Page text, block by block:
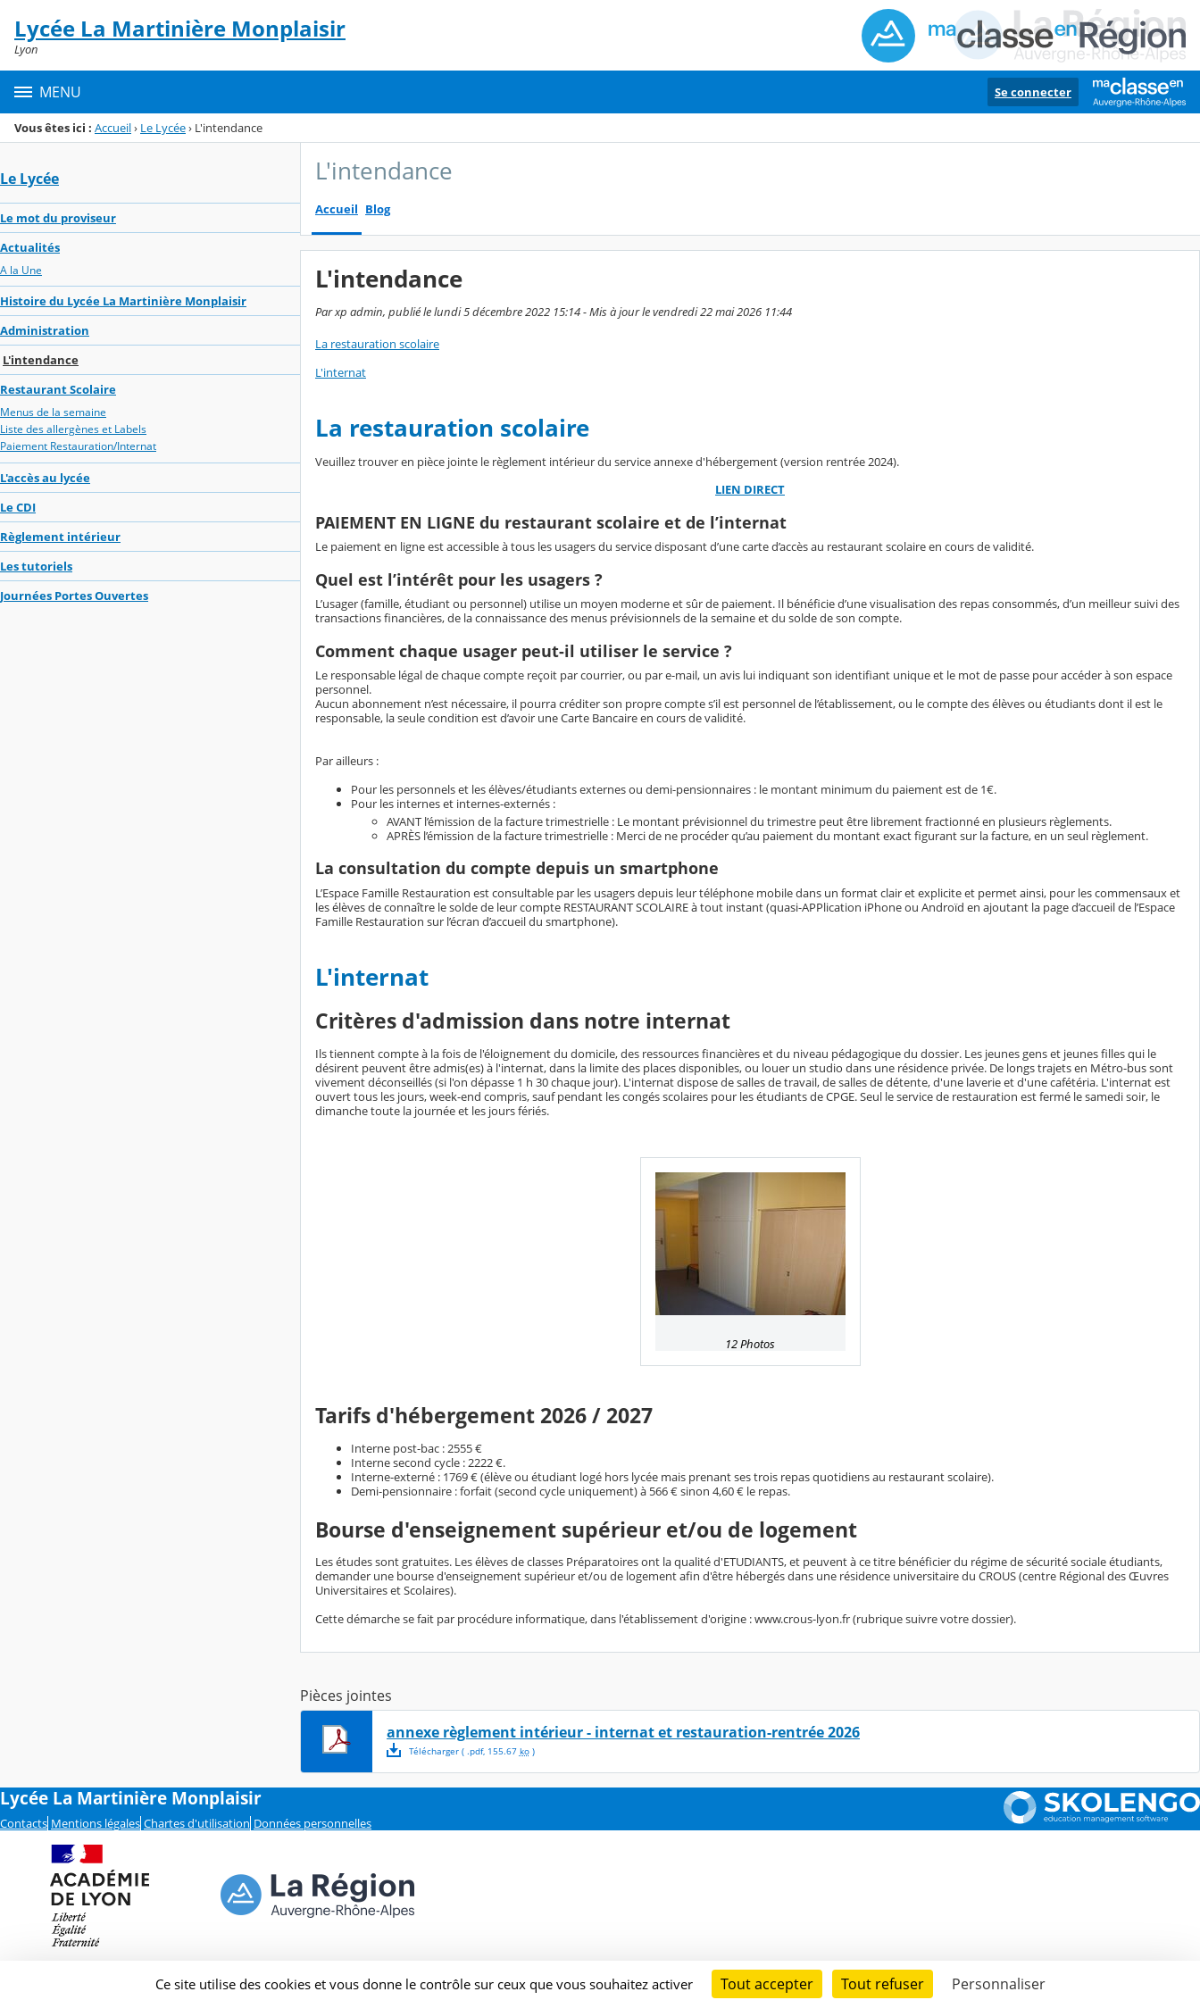
Menu de la rubrique
Contenu
Lycée La Martinière Monplaisir
Lyon
MENU Se connecter
Vous êtes ici : Accueil› Le Lycée› L'intendance
Le Lycée
Le mot du proviseur
Actualités
A la Une
Histoire du Lycée La Martinière Monplaisir
Administration
L'intendance
Restaurant Scolaire
Menus de la semaine
Liste des allergènes et Labels
Paiement Restauration/Internat
L'accès au lycée
Le CDI
Règlement intérieur
Les tutoriels
Journées Portes Ouvertes
L'intendance
Accueil Blog
L'intendance
Par xp admin, publié le lundi 5 décembre 2022 15:14 - Mis à jour le vendredi 22 mai 2026 11:44
La restauration scolaire
L'internat
La restauration scolaire
Veuillez trouver en pièce jointe le règlement intérieur du service annexe d'hébergement (version rentrée 2024).
LIEN DIRECT
PAIEMENT EN LIGNE du restaurant scolaire et de l’internat
Le paiement en ligne est accessible à tous les usagers du service disposant d’une carte d’accès au restaurant scolaire en cours de validité.
Quel est l’intérêt pour les usagers ?
L’usager (famille, étudiant ou personnel) utilise un moyen moderne et sûr de paiement. Il bénéficie d’une visualisation des repas consommés, d’un meilleur suivi des
transactions financières, de la connaissance des menus prévisionnels de la semaine et du solde de son compte.
Comment chaque usager peut-il utiliser le service ?
Le responsable légal de chaque compte reçoit par courrier, ou par e-mail, un avis lui indiquant son identifiant unique et le mot de passe pour accéder à son espace
personnel.
Aucun abonnement n’est nécessaire, il pourra créditer son propre compte s’il est personnel de l’établissement, ou le compte des élèves ou étudiants dont il est le
responsable, la seule condition est d’avoir une Carte Bancaire en cours de validité.
Par ailleurs :
Pour les personnels et les élèves/étudiants externes ou demi-pensionnaires : le montant minimum du paiement est de 1€.
Pour les internes et internes-externés :
AVANT l’émission de la facture trimestrielle : Le montant prévisionnel du trimestre peut être librement fractionné en plusieurs règlements.
APRÈS l’émission de la facture trimestrielle : Merci de ne procéder qu’au paiement du montant exact figurant sur la facture, en un seul règlement.
La consultation du compte depuis un smartphone
L’Espace Famille Restauration est consultable par les usagers depuis leur téléphone mobile dans un format clair et explicite et permet ainsi, pour les commensaux et
les élèves de connaître le solde de leur compte RESTAURANT SCOLAIRE à tout instant (quasi-APPlication iPhone ou Androïd en ajoutant la page d’accueil de l’Espace
Famille Restauration sur l’écran d’accueil du smartphone).
L'internat
Critères d'admission dans notre internat
Ils tiennent compte à la fois de l'éloignement du domicile, des ressources financières et du niveau pédagogique du dossier. Les jeunes gens et jeunes filles qui le
désirent peuvent être admis(es) à l'internat, dans la limite des places disponibles, ou louer un studio dans une résidence privée. De longs trajets en Métro-bus sont
vivement déconseillés (si l'on dépasse 1 h 30 chaque jour). L'internat dispose de salles de travail, de salles de détente, d'une laverie et d'une cafétéria. L'internat est
ouvert tous les jours, week-end compris, sauf pendant les congés scolaires pour les étudiants de CPGE. Seul le service de restauration est fermé le samedi soir, le
dimanche toute la journée et les jours fériés.
12 Photos
Tarifs d'hébergement 2026 / 2027
Interne post-bac : 2555 €
Interne second cycle : 2222 €.
Interne-externé : 1769 € (élève ou étudiant logé hors lycée mais prenant ses trois repas quotidiens au restaurant scolaire).
Demi-pensionnaire : forfait (second cycle uniquement) à 566 € sinon 4,60 € le repas.
Bourse d'enseignement supérieur et/ou de logement
Les études sont gratuites. Les élèves de classes Préparatoires ont la qualité d'ETUDIANTS, et peuvent à ce titre bénéficier du régime de sécurité sociale étudiants,
demander une bourse d'enseignement supérieur et/ou de logement afin d'être hébergés dans une résidence universitaire du CROUS (centre Régional des Œuvres
Universitaires et Scolaires).
Cette démarche se fait par procédure informatique, dans l'établissement d'origine : www.crous-lyon.fr (rubrique suivre votre dossier).
Pièces jointes
annexe règlement intérieur - internat et restauration-rentrée 2026
Télécharger( .pdf, 155.67 ko)
Lycée La Martinière Monplaisir
Contacts Mentions légales Chartes d'utilisation Données personnelles
Ce site utilise des cookies et vous donne le contrôle sur ceux que vous souhaitez activer Tout accepter Tout refuser Personnaliser